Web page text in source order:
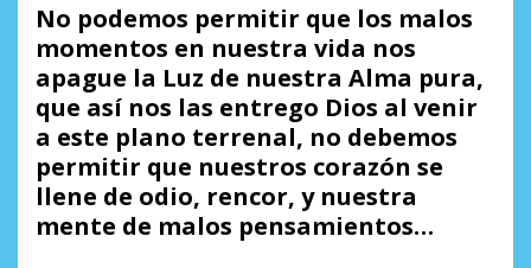
No podemos permitir que los malos
momentos en nuestra vida nos
apague la Luz de nuestra Alma pura,
que así nos las entrego Dios al venir
a este plano terrenal, no debemos
permitir que nuestros corazón se
llene de odio, rencor, y nuestra
mente de malos pensamientos…